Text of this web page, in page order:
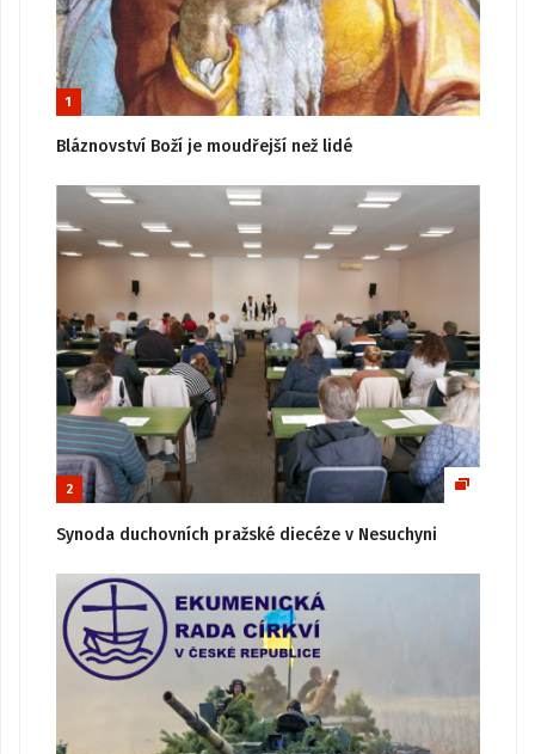
1
Bláznovství Boží je moudřejší než lidé
2
Synoda duchovních pražské diecéze v Nesuchyni